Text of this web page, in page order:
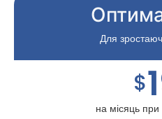
Для
$
на місяць при